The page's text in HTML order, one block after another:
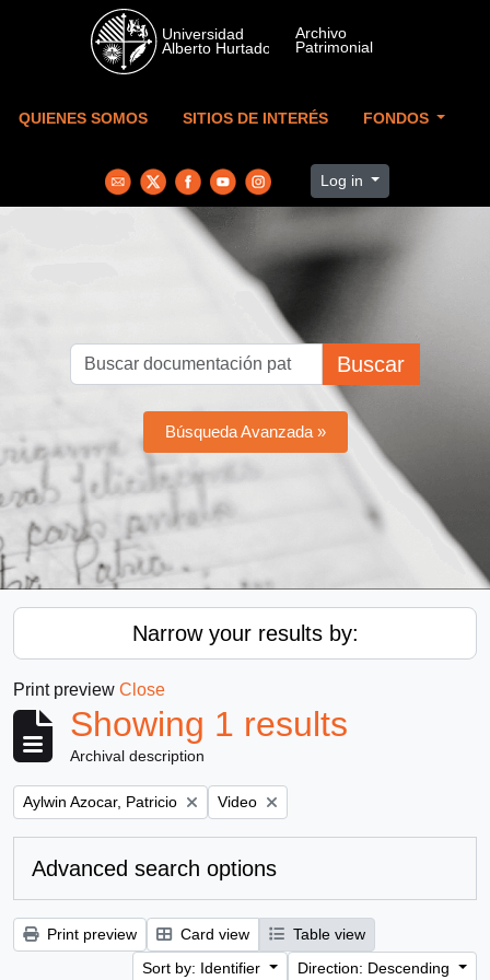
Skip to main content
QUIENES SOMOS SITIOS DE INTERÉS FONDOS
Log in
Buscar
Búsqueda Avanzada »
Narrow your results by:
Print preview Close
Showing 1 results
Archival description
Remove filter:
Aylwin Azocar, Patricio Remove filter:
Video
Advanced search options
Print preview Card view
Table view
Sort by: Identifier
Direction: Descending